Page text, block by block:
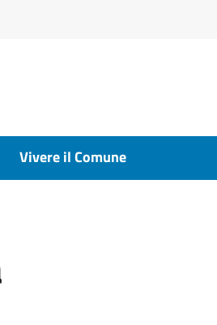
Vivere il Comune